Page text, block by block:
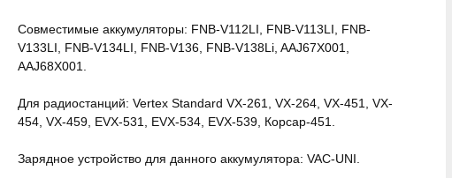
Совместимые аккумуляторы: FNB-V112LI, FNB-V113LI, FNB-
V133LI, FNB-V134LI, FNB-V136, FNB-V138Li, AAJ67X001,
AAJ68X001.
Для радиостанций: Vertex Standard VX-261, VX-264, VX-451, VX-
454, VX-459, EVX-531, EVX-534, EVX-539, Корсар-451.
Зарядное устройство для данного аккумулятора: VAC-UNI.